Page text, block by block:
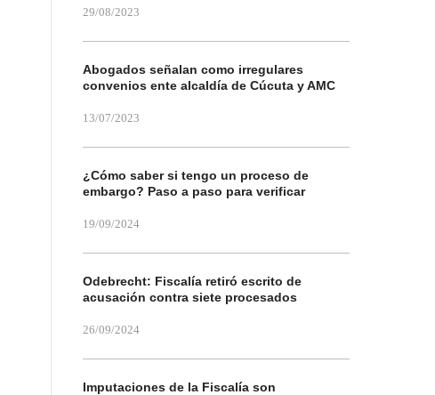
29/08/2023
Abogados señalan como irregulares
convenios ente alcaldía de Cúcuta y AMC
13/07/2023
¿Cómo saber si tengo un proceso de
embargo? Paso a paso para verificar
19/09/2024
Odebrecht: Fiscalía retiró escrito de
acusación contra siete procesados
26/09/2024
Imputaciones de la Fiscalía son